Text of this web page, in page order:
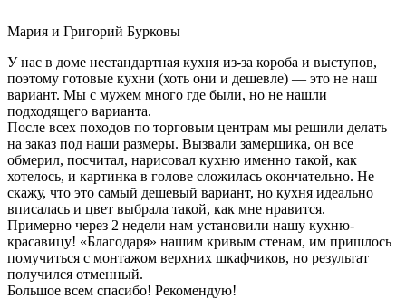
Мария и Григорий Бурковы
У нас в доме нестандартная кухня из-за короба и выступов,
поэтому готовые кухни (хоть они и дешевле) — это не наш
вариант. Мы с мужем много где были, но не нашли
подходящего варианта.
После всех походов по торговым центрам мы решили делать
на заказ под наши размеры. Вызвали замерщика, он все
обмерил, посчитал, нарисовал кухню именно такой, как
хотелось, и картинка в голове сложилась окончательно. Не
скажу, что это самый дешевый вариант, но кухня идеально
вписалась и цвет выбрала такой, как мне нравится.
Примерно через 2 недели нам установили нашу кухню-
красавицу! «Благодаря» нашим кривым стенам, им пришлось
помучиться с монтажом верхних шкафчиков, но результат
получился отменный.
Большое всем спасибо! Рекомендую!